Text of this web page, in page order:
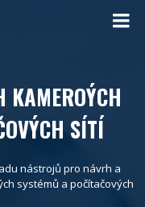
KAMEROÝCH
SÍTÍ
nástrojů pro návrh a
systémů a počítačových